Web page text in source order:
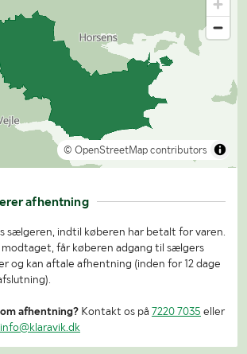
© OpenStreetMap contributors
afhentning
sælgeren, indtil køberen har betalt for varen.
får køberen adgang til sælgers
og kan aftale afhentning (inden for 12 dage
afhentning? Kontakt os på 7220 7035 eller
info@klaravik.dk